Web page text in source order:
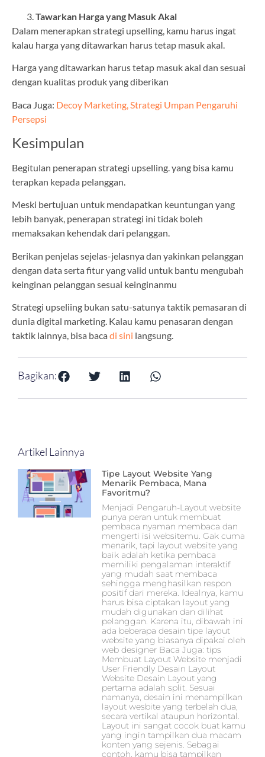
Tawarkan Harga yang Masuk Akal
Dalam menerapkan strategi upselling, kamu harus ingat
kalau harga yang ditawarkan harus tetap masuk akal.
Harga yang ditawarkan harus tetap masuk akal dan sesuai
dengan kualitas produk yang diberikan
Baca Juga: Decoy Marketing, Strategi Umpan Pengaruhi
Persepsi
Kesimpulan
Begitulan penerapan strategi upselling. yang bisa kamu
terapkan kepada pelanggan.
Meski bertujuan untuk mendapatkan keuntungan yang
lebih banyak, penerapan strategi ini tidak boleh
memaksakan kehendak dari pelanggan.
Berikan penjelas sejelas-jelasnya dan yakinkan pelanggan
dengan data serta fitur yang valid untuk bantu mengubah
keinginan pelanggan sesuai keinginanmu
Strategi upseliing bukan satu-satunya taktik pemasaran di
dunia digital marketing. Kalau kamu penasaran dengan
taktik lainnya, bisa baca di sini langsung.
Bagikan:
Artikel Lainnya
Tipe Layout Website Yang
Menarik Pembaca, Mana
Favoritmu?
Menjadi Pengaruh-Layout website
punya peran untuk membuat
pembaca nyaman membaca dan
mengerti isi websitemu. Gak cuma
menarik, tapi layout website yang
baik adalah ketika pembaca
memiliki pengalaman interaktif
yang mudah saat membaca
sehingga menghasilkan respon
positif dari mereka. Idealnya, kamu
harus bisa ciptakan layout yang
mudah digunakan dan dilihat
pelanggan. Karena itu, dibawah ini
ada beberapa desain tipe layout
website yang biasanya dipakai oleh
web designer Baca Juga: tips
Membuat Layout Website menjadi
User Friendly Desain Layout
Website Desain Layout yang
pertama adalah split. Sesuai
namanya, desain ini menampilkan
layout wesbite yang terbelah dua,
secara vertikal ataupun horizontal.
Layout ini sangat cocok buat kamu
yang ingin tampilkan dua macam
konten yang sejenis. Sebagai
contoh, kamu bisa tampilkan